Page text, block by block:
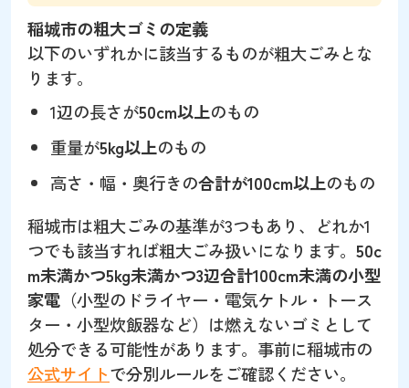
稲城市の粗大ゴミの定義
以下のいずれかに該当するものが粗大ごみとな
ります。
1辺の長さが50cm以上のもの
重量が5kg以上のもの
高さ・幅・奥行きの合計が100cm以上のもの
稲城市は粗大ごみの基準が3つもあり、どれか1
つでも該当すれば粗大ごみ扱いになります。 50c
m未満かつ5kg未満かつ3辺合計100cm未満の小型
家電 （小型のドライヤー・電気ケトル・トース
ター・小型炊飯器など）は燃えないゴミとして
処分できる可能性があります。事前に稲城市の
公式サイトで分別ルールをご確認ください。